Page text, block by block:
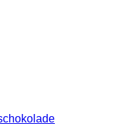
Keine